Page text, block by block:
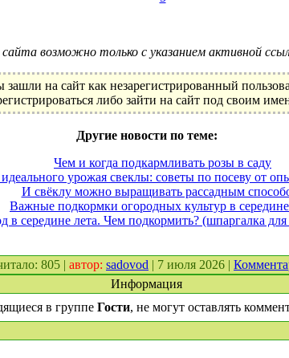
возможно только с указанием активной
на сайт как незарегистрированный
либо зайти на сайт под своим
Другие новости по теме:
Чем и когда подкармливать розы в саду
урожая свеклы: советы по посеву от
И свёклу можно выращивать рассадным
Важные подкормки огородных культур в середине
в середине лета. Чем подкормить? (шпаргалка
805 | автор: sadovod | 7 июля 2026 |
Информация
в группе Гости, не могут оставлять